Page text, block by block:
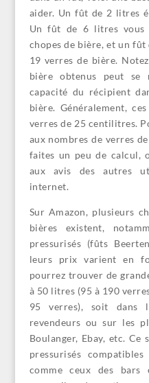
aider. Un fût de 2 litres
Un fût de 6 litres vous
chopes de bière, et un
19 verres de bière.
bière obtenus peut
capacité du récipient
bière. Généralement,
verres de 25 centilitres.
aux nombres de verres
faites un peu de calcul,
aux avis des autres
internet.
Sur Amazon, plusieurs
bières existent,
pressurisés (fûts
leurs prix varient en
pourrez trouver de
à 50 litres (95 à 190
95 verres), soit dans
revendeurs ou sur les
Boulanger, Ebay, etc.
pressurisés
comme ceux des